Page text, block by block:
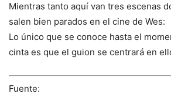
Mientras tanto aquí van tres escenas
salen bien parados en el cine de Wes:
Lo único que se conoce hasta el
cinta es que el guion se centrará en
Fuente: